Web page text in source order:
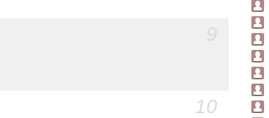
10